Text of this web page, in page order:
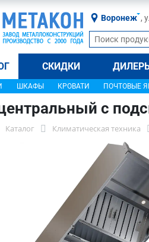
Воронеж ,
СКИДКИ
ШКАФЫ КРОВАТИ ПОЧТОВЫЕ
с
Каталог Климатическая техника